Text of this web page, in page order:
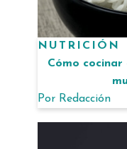
NUTRICIÓN
Cómo
Por Redacción